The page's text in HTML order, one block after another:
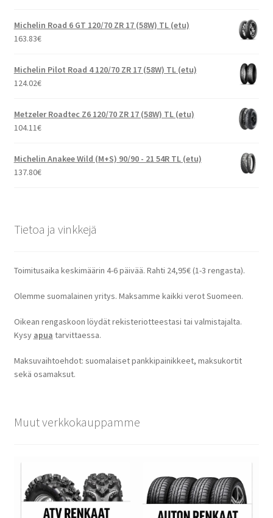
Michelin Road 6 GT 120/70 ZR 17 (58W) TL (etu)
163.83€
Michelin Pilot Road 4 120/70 ZR 17 (58W) TL (etu)
124.02€
Metzeler Roadtec Z6 120/70 ZR 17 (58W) TL (etu)
104.11€
Michelin Anakee Wild (M+S) 90/90 - 21 54R TL (etu)
137.80€
Tietoa ja vinkkejä
Toimitusaika keskimäärin 4-6 päivää. Rahti 24,95€ (1-3 rengasta).
Olemme suomalainen yritys. Maksamme kaikki verot Suomeen.
Oikean rengaskoon löydät rekisteriotteestasi tai valmistajalta.
Kysy apua tarvittaessa.
Maksuvaihtoehdot: suomalaiset pankkipainikkeet, maksukortit
sekä osamaksut.
Muut verkkokauppamme